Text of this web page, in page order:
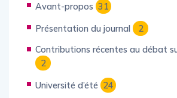
Avant-propos 31
Présentation du journal
2
Contributions récentes au débat
2
Université d’été 24